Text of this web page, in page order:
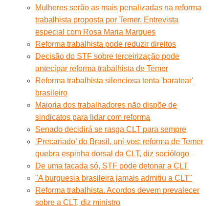
Mulheres serão as mais penalizadas na reforma
trabalhista proposta por Temer. Entrevista
especial com Rosa Maria Marques
Reforma trabalhista pode reduzir direitos
Decisão do STF sobre terceirização pode
antecipar reforma trabalhista de Temer
Reforma trabalhista silenciosa tenta 'baratear'
brasileiro
Maioria dos trabalhadores não dispõe de
sindicatos para lidar com reforma
Senado decidirá se rasga CLT para sempre
‘Precariado’ do Brasil, uni-vos: reforma de Temer
quebra espinha dorsal da CLT, diz sociólogo
De uma tacada só, STF pode detonar a CLT
"A burguesia brasileira jamais admitiu a CLT"
Reforma trabalhista. Acordos devem prevalecer
sobre a CLT, diz ministro